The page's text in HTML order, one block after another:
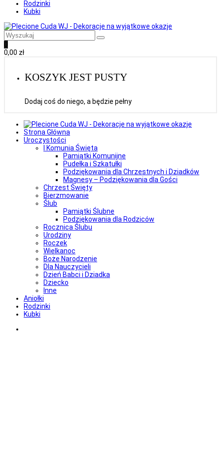
Rodzinki
Kubki
0
0,00 zł
KOSZYK JEST PUSTY
Dodaj coś do niego, a będzie pełny
Strona Główna
Uroczystości
I Komunia Święta
Pamiątki Komunijne
Pudełka i Szkatułki
Podziękowania dla Chrzestnych i Dziadków
Magnesy – Podziękowania dla Gości
Chrzest Święty
Bierzmowanie
Ślub
Pamiątki Ślubne
Podziękowania dla Rodziców
Rocznica Ślubu
Urodziny
Roczek
Wielkanoc
Boże Narodzenie
Dla Nauczycieli
Dzień Babci i Dziadka
Dziecko
Inne
Aniołki
Rodzinki
Kubki